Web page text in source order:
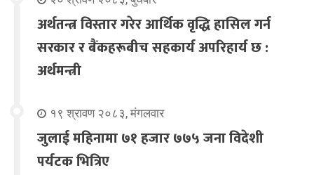
अर्थतन्त्र विस्तार गरेर आर्थिक वृद्धि हासिल गर्न
सरकार र बैंकहरूबीच सहकार्य अपरिहार्य छ :
अर्थमन्त्री
१९ श्रावण २०८३, मंगलवार
जुलाई महिनामा ७१ हजार ७७५ जना विदेशी
पर्यटक भित्रिए